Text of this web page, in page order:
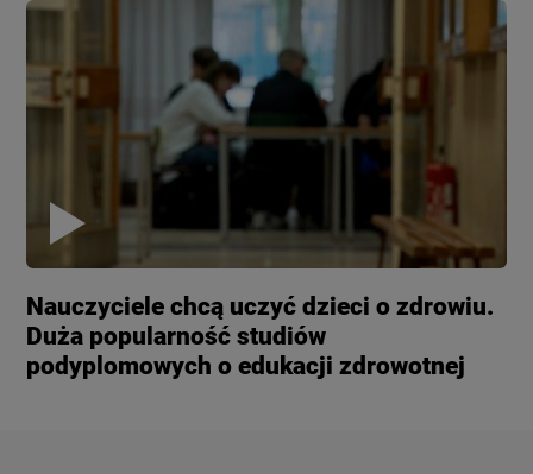
Nauczyciele chcą uczyć dzieci o zdrowiu.
Duża popularność studiów
podyplomowych o edukacji zdrowotnej